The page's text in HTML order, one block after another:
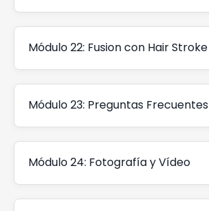
Módulo 22: Fusion con Hair Stroke
Módulo 23: Preguntas Frecuentes
Módulo 24: Fotografía y Vídeo